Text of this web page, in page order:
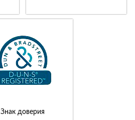
Знак доверия